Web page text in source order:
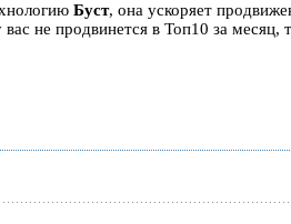
Буст, она ускоряет
не продвинется в Топ10 за месяц,